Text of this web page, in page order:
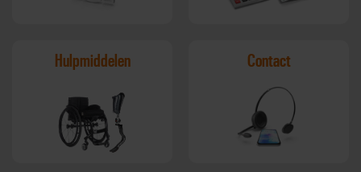
Hulpmiddelen Contact